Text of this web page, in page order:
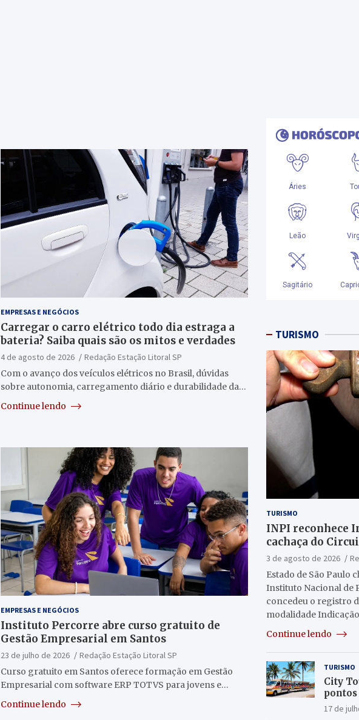
EMPRESAS E NEGÓCIOS
Carregar o carro elétrico todo dia estraga a
bateria? Saiba quais são os mitos e verdades
4 de agosto de 2026
Redação Estação Litoral SP
Com o avanço dos veículos elétricos no Brasil, dúvidas
sobre autonomia, carregamento diário e durabilidade da…
Continue lendo
EMPRESAS E NEGÓCIOS
Instituto Percorre abre curso gratuito de
Gestão Empresarial em Santos
23 de julho de 2026
Redação Estação Litoral SP
Curso gratuito em Santos oferece formação em Gestão
Empresarial com software ERP TOTVS para jovens e…
Continue lendo
TURISMO
TURISMO
INPI reconhece
cachaça do
3 de agosto de 2026
Estado de São Paulo
Instituto Nacional de
concedeu o registro
modalidade
Continue lendo
TURISMO
City
17 de